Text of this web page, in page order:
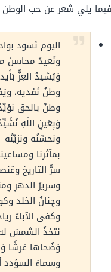
فيما يلي شعر عن حب
اليوم نَسود
ونُعيدُ محاسنَ
وَيُشيدُ العِزُّ
وطنٌ نَفديه،
وطنٌ بالحق
وَبِعَينِ اللَهِ
ونحسِّنُه ونزيِّنُه
بمآثرنا
سرُّ التاريخ
وسريرُ الدهرِ
وجِنانُ الخلد
وكفى الآباءُ
نتخذُ الشمسَ
وَضُحاها عَرشًا
وسماءَ السؤدد